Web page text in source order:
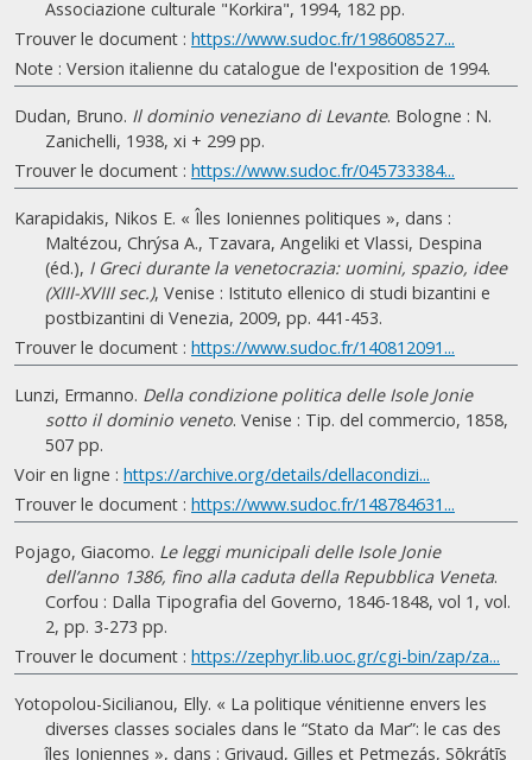
Associazione culturale "Korkira", 1994, 182 pp.
Trouver le document : https://www.sudoc.fr/198608527...
Note : Version italienne du catalogue de l'exposition de 1994.
Dudan, Bruno. Il dominio veneziano di Levante. Bologne : N.
Zanichelli, 1938, xi + 299 pp.
Trouver le document : https://www.sudoc.fr/045733384...
Karapidakis, Nikos E. « Îles Ioniennes politiques », dans :
Maltézou, Chrýsa A., Tzavara, Angeliki et Vlassi, Despina
(éd.), I Greci durante la venetocrazia: uomini, spazio, idee
(XIII-XVIII sec.), Venise : Istituto ellenico di studi bizantini e
postbizantini di Venezia, 2009, pp. 441-453.
Trouver le document : https://www.sudoc.fr/140812091...
Lunzi, Ermanno. Della condizione politica delle Isole Jonie
sotto il dominio veneto. Venise : Tip. del commercio, 1858,
507 pp.
Voir en ligne : https://archive.org/details/dellacondizi...
Trouver le document : https://www.sudoc.fr/148784631...
Pojago, Giacomo. Le leggi municipali delle Isole Jonie
dell’anno 1386, fino alla caduta della Repubblica Veneta.
Corfou : Dalla Tipografia del Governo, 1846-1848, vol 1, vol.
2, pp. 3-273 pp.
Trouver le document : https://zephyr.lib.uoc.gr/cgi-bin/zap/za...
Yotopolou-Sicilianou, Elly. « La politique vénitienne envers les
diverses classes sociales dans le “Stato da Mar”: le cas des
îles Ioniennes », dans : Grivaud, Gilles et Petmezás, Sōkrátīs